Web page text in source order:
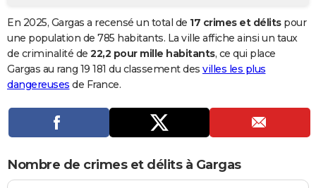
Carte de Noël
Carte Bonne année
Carte Saint-Valentin
Carte Pâques
Carte d'anniversaire
DICTIONNAIRE
Dictionnaire
Biographies
Citations
Expressions
Proverbes
PROGRAMME TV
Se connecter
Entreprises
Service militaire
Avis de recherche
AVIS DE DÉCÈS
Bricolage
Lifestyle
Culture
Sport
Auto
Television
Voyage
Cinema
En 2025, Gargas a recensé un total de 17 crimes et délitspour
une population de 785 habitants. La ville affiche ainsi un taux
de criminalité de 22,2 pour mille habitants, ce qui place
Gargas au rang 19 181 du classement des villes les plus
dangereuses de France.
Nombre de crimes et délits à Gargas